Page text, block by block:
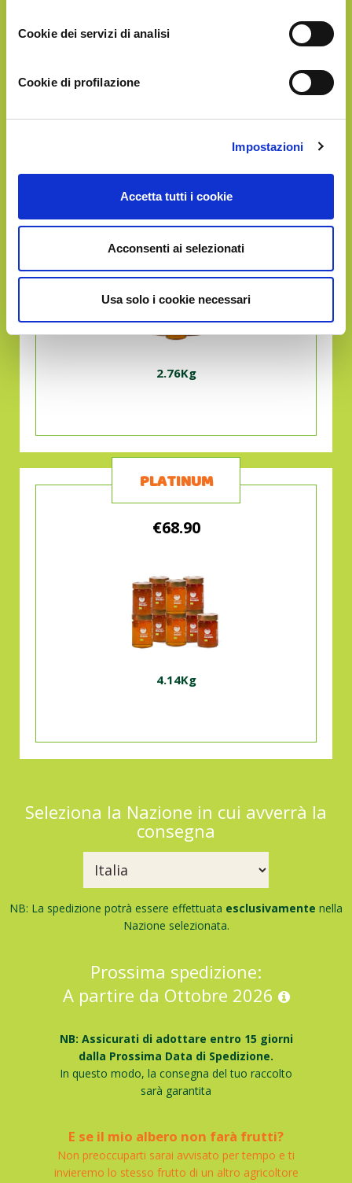
Cookie dei servizi di analisi
Cookie di profilazione
Impostazioni
Accetta tutti i cookie
Acconsenti ai selezionati
Usa solo i cookie necessari
GOLD
€55.90
2.76Kg
PLATINUM
€68.90
4.14Kg
Seleziona la Nazione in cui avverrà la
consegna
NB: La spedizione potrà essere effettuata esclusivamente nella
Nazione selezionata.
Prossima spedizione:
A partire da Ottobre 2026
NB: Assicurati di adottare entro 15 giorni
dalla Prossima Data di Spedizione.
In questo modo, la consegna del tuo raccolto
sarà garantita
E se il mio albero non farà frutti?
Non preoccuparti sarai avvisato per tempo e ti
invieremo lo stesso frutto di un altro agricoltore